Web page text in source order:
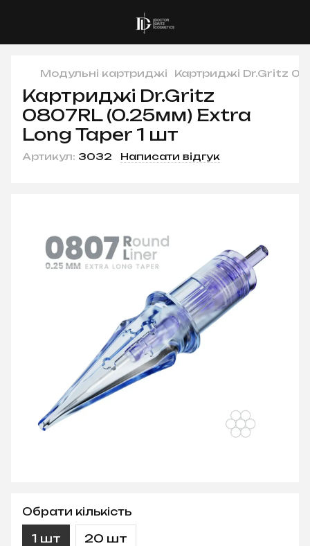
Модульні картриджі Картриджі Dr.Gritz
Картриджі Dr.Gritz
0807RL (0.25мм) Extra
Long Taper 1 шт
Артикул: 3032 Написати відгук
Обрати кількість
1 шт 20 шт